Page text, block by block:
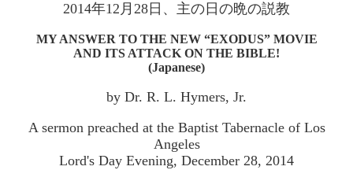
2014年12月28日、主の日の晩の説教
MY ANSWER TO THE NEW “EXODUS” MOVIE
AND ITS ATTACK ON THE BIBLE!
(Japanese)
by Dr. R. L. Hymers, Jr.
A sermon preached at the Baptist Tabernacle of Los
Angeles
Lord's Day Evening, December 28, 2014